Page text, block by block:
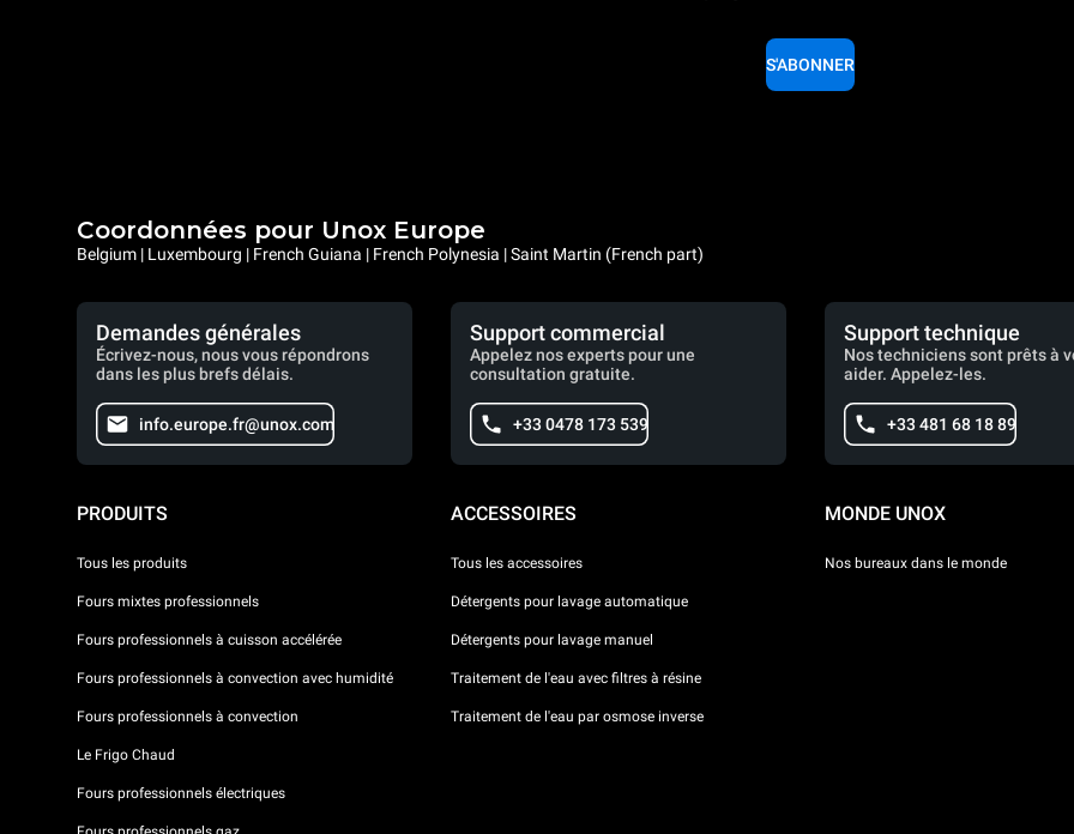
S'ABONNER
Coordonnées pour Unox Europe
Belgium | Luxembourg | French Guiana | French Polynesia | Saint Martin (French part)
Demandes générales
Écrivez-nous, nous vous répondrons
dans les plus brefs délais.
info.europe.fr@unox.com
Support commercial
Appelez nos experts pour une
consultation gratuite.
+33 0478 173 539
Support technique
Nos techniciens sont prêts à
aider. Appelez-les.
+33 481 68 18 89
PRODUITS
Tous les produits
Fours mixtes professionnels
Fours professionnels à cuisson accélérée
Fours professionnels à convection avec humidité
Fours professionnels à convection
Le Frigo Chaud
Fours professionnels électriques
ACCESSOIRES
Tous les accessoires
Détergents pour lavage automatique
Détergents pour lavage manuel
Traitement de l'eau avec filtres à résine
Traitement de l'eau par osmose inverse
MONDE UNOX
Nos bureaux dans le monde